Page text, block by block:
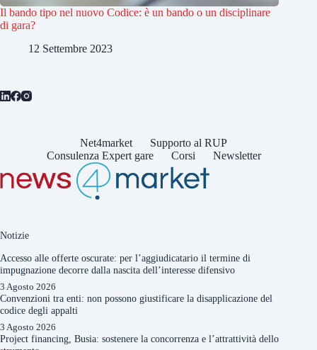
Il bando tipo nel nuovo Codice: è un bando o un disciplinare
di gara?
12 Settembre 2023
Net4market
Supporto al RUP
Consulenza Expert gare
Corsi Newsletter
Notizie
Accesso alle offerte oscurate: per l’aggiudicatario il termine di
impugnazione decorre dalla nascita dell’interesse difensivo
3 Agosto 2026
Convenzioni tra enti: non possono giustificare la disapplicazione del
codice degli appalti
3 Agosto 2026
Project financing, Busia: sostenere la concorrenza e l’attrattività dello